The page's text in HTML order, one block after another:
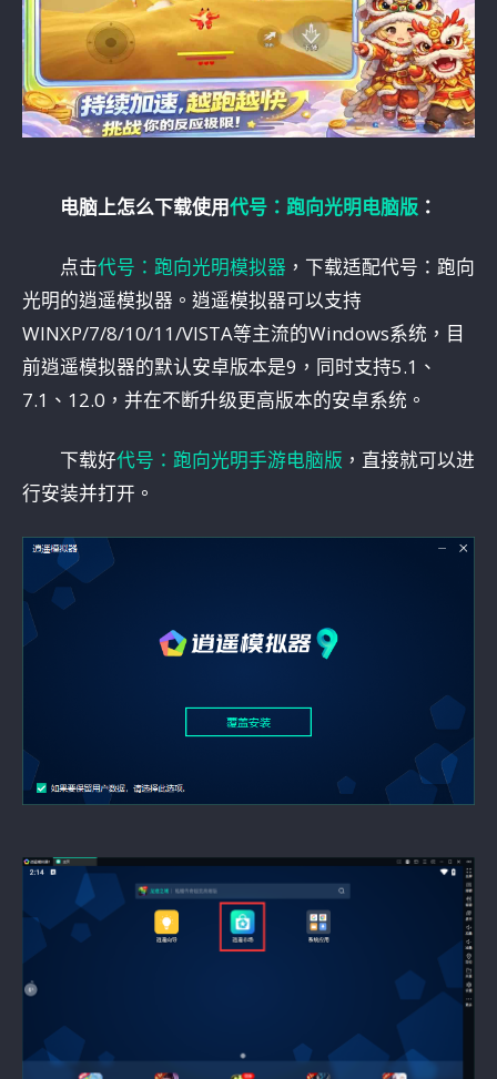
电脑上怎么下载使用代号：跑向光明电脑版：
点击代号：跑向光明模拟器 ，下载适配代号：跑向
光明的逍遥模拟器。逍遥模拟器可以支持
WINXP/7/8/10/11/VISTA等主流的Windows系统，目
前逍遥模拟器的默认安卓版本是9，同时支持5.1、
7.1、12.0，并在不断升级更高版本的安卓系统。
下载好代号：跑向光明手游电脑版 ，直接就可以进
行安装并打开。